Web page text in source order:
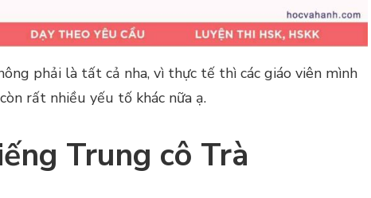
phải là tất cả nha, vì thực tế thì các giáo viên mình
rất nhiều yếu tố khác nữa ạ.
Trung cô Trà